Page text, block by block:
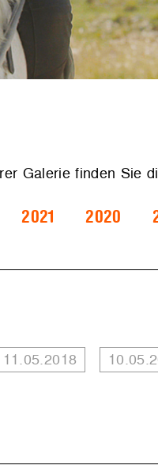
Galerie finden Sie
2021 2020
11.05.2018